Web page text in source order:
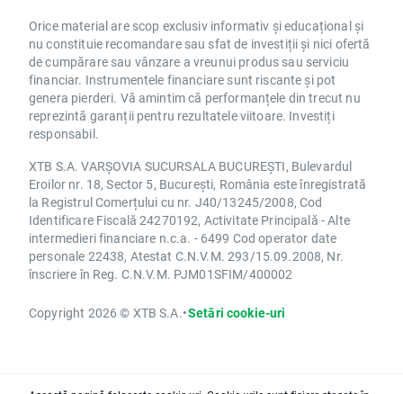
Orice material are scop exclusiv informativ și educațional și
nu constituie recomandare sau sfat de investiții și nici ofertă
de cumpărare sau vânzare a vreunui produs sau serviciu
financiar. Instrumentele financiare sunt riscante și pot
genera pierderi. Vă amintim că performanțele din trecut nu
reprezintă garanții pentru rezultatele viitoare. Investiți
responsabil.
XTB S.A. VARȘOVIA SUCURSALA BUCUREȘTI, Bulevardul
Eroilor nr. 18, Sector 5, București, România este înregistrată
la Registrul Comerțului cu nr. J40/13245/2008, Cod
Identificare Fiscală 24270192, Activitate Principală - Alte
intermedieri financiare n.c.a. - 6499 Cod operator date
personale 22438, Atestat C.N.V.M. 293/15.09.2008, Nr.
înscriere în Reg. C.N.V.M. PJM01SFIM/400002
Copyright 2026 © XTB S.A.•Setări cookie-uri